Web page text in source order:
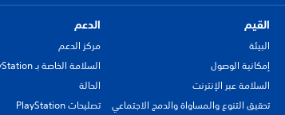
القيم
البيئة
إمكانية الوصول
السلامة عبر الإنترنت
تحقيق التنوع والمساواة والدمج الاجتماعي
الدعم
مركز الدعم
السلامة الخاصة بـ PlayStation
الحالة
تصليحات PlayStation